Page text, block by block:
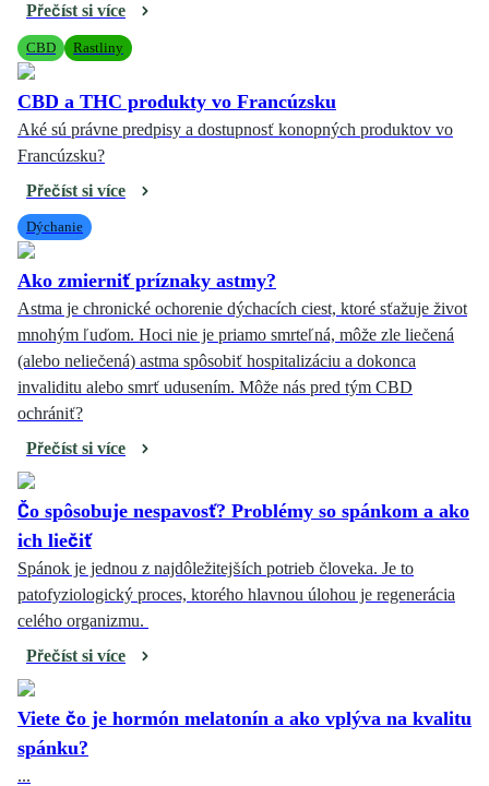
Přečíst si více
CBD Rastliny
CBD a THC produkty vo Francúzsku
Aké sú právne predpisy a dostupnosť konopných produktov vo
Francúzsku?
Přečíst si více
Dýchanie
Ako zmierniť príznaky astmy?
Astma je chronické ochorenie dýchacích ciest, ktoré sťažuje život
mnohým ľuďom. Hoci nie je priamo smrteľná, môže zle liečená
(alebo neliečená) astma spôsobiť hospitalizáciu a dokonca
invaliditu alebo smrť udusením. Môže nás pred tým CBD
ochrániť?
Přečíst si více
Čo spôsobuje nespavosť? Problémy so spánkom a ako
ich liečiť
Spánok je jednou z najdôležitejších potrieb človeka. Je to
patofyziologický proces, ktorého hlavnou úlohou je regenerácia
celého organizmu.
Přečíst si více
Viete čo je hormón melatonín a ako vplýva na kvalitu
spánku?
...